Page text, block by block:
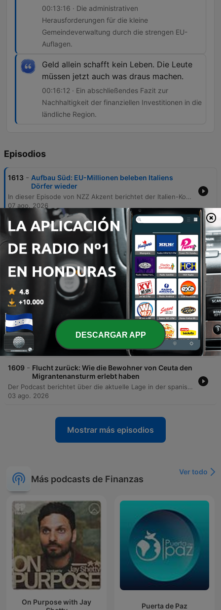
00:13:16 · Die administrativen
Herausforderungen für die kleine
Gemeindeverwaltung durch die strengen EU-
Auflagen.
Geld allein schafft kein Leben. Die Leute
müssen jetzt auch was draus machen.
00:16:12 · Ein abschließendes Fazit zur
Nachhaltigkeit der finanziellen Investitionen in die
ländliche Region.
Episodios
1613 - Aufbau Süd: EU-Millionen beleben Italiens
Dörfer wieder
In dieser Episode von NZZ Akzent berichtet der Italien-Korrespondent Luzi Bernit über die Entwicklung des kleinen italienischen Dorfes Trevinano im Latium. Einst durch Entvölkerung und den Verlust zentraler Institutionen wie der lokalen Trattoria geprägt, erlebt der Ort nun eine Transformation durch massive EU-Fördergelder aus dem PNRR-Programm. Der Bericht beleuchtet die Chancen und Herausforderungen eines 20-Millionen-Euro-Projekts zur Wiederbelebung von Borghi-Dörfern, die Sanierung von Immobilien sowie den Aufbau neuer Strukturen durch lokale Kooperativen. Dabei werden auch kritische Stimmen bezüglich der schnellen Mittelverwendung und der Belastung für die Gemeindeverwaltung thematisiert.
07 ago. 2026
1612
Rohe Gewalt gegen Migranten: Wieso Tausende
Südafrika verlassen
Dieser Bericht beleuchtet die aktuelle Welle fremdenfeindlicher Gewalt in Südafrika anhand der Situation von Brian Miranda, einem Migranten aus Simbabwe in Mossel Bay. Während die Stadt als wohlhabender und sicherer Ort gilt, kam es dort zu gewaltsamen Ausschreitungen, bei denen Hütten niedergebrannt wurden und Menschen getötet wurden. Die Untersuchung geht den tieferliegenden Ursachen der Protestbewegung nach, die vor allem von der armen, schwarzen Bevölkerung getragen wird. Im Zentrum der Spannungen steht die hohe Arbeitslosigkeit und das Gefühl der wirtschaftlichen Benachteiligung. Demonstranten werfen Migranten vor, durch illegale Beschäftigung und Missachtung von Arbeitsgesetzen lokale Arbeitsplätze zu besetzen. Der Bericht analysiert zudem das strukturelle Versagen des südafrikanischen Staates sowie die enorme soziale Ungleichheit im Land, die die Gewalt gegen Einwanderer als Ventil für den Frust über die Regierung und fehlende Perspektiven nutzt.
06 ago. 2026
1611
Make Europe Great Again - Wie Elon Musk hier
wieder Politik macht
Der Podcast analysiert den anhaltenden politischen Einfluss von Elon Musk, der sich sowohl in den USA als auch in Europa durch finanzielle Unterstützung und seine Plattform X engagiert. Dabei wird beleuchtet, wie er rechtskonservative Kandidaten unterstützt, aber auch, wie seine Interventionen teilweise kontraproduktiv wirken können.
05 ago. 2026
1610 - Deal or no deal: Was taugt Trumps Gaza-Plan
wirklich?
In dieser Episode analysiert der Israel-Korrespondent Johannes Bockenheimer die Tragweite und die Realisierbarkeit des von US-Präsident Donald Trump angekündigten Friedensabkommens im Gazastreifen. Im Zentrum steht das Versprechen einer vollständigen Entwaffnung der Hamas sowie eine umfassende Waffenruhe, dessen praktische Umsetzung vor massiven Hindernissen steht. Die Diskussion beleuchtet die Skepsis in Israel und der Region, die Unklarheiten bei der Rolle internationaler Stabilisierungstruppen sowie die strategische Bedeutung der Hamas-Netzwerke, die zunehmend auch in Europa operieren. Der Beitrag untersucht, ob Trumps Plan ein echter diplomatischer Durchbruch oder lediglich eine politisch motivierte Rhetorik ist, während die Gewalt im Gazastreifen anhält.
04 ago. 2026
1609 - Flucht zurück: Wie die Bewohner von Ceuta den
Migrantenansturm erlebt haben
Der Podcast berichtet über die aktuelle Lage in der spanischen Exklave Ceuta nach dem massiven Ansturm tausender Migranten aus Marokko. Die Korrespondentin Julia Mon beschreibt vor Ort eine extrem angespannte Situation, geprägt von Hunger, Durst und der Präsenz von Militär und Polizei, während viele Menschen weiterhin in den Bergen oder versteckt in der Stadt verbleiben. Die Episode beleuchtet die politischen Hintergründe des Vorfalls, wobei ein diplomatischer Konflikt zwischen dem marokkanischen Regime und der spanischen Regierung unter Pedro Sánchez als Ursache vermutet wird. Zudem werden die europäischen Dimensionen thematisiert, einschließlich der Kritik von EU-Mitgliedstaaten an der Grenzsicherung Spaniens sowie der Abhängigkeit der EU von Drittstaaten bei der Migrationskontrolle.
03 ago. 2026
Mostrar más episodios
Más podcasts de Finanzas
Ver todo
On Purpose with Jay
Puerta de Paz
DESCARGAR APP